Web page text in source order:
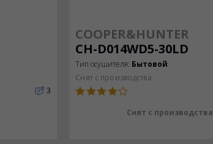
3
COOPER&HUNTER
CH-D014WD5-30LD
Тип осушителя: Бытовой
Снят с производства
Снят с производства